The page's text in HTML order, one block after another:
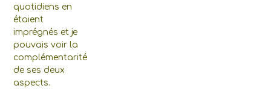
quotidiens en
étaient
imprégnés et je
pouvais voir la
complémentarité
de ses deux
aspects.